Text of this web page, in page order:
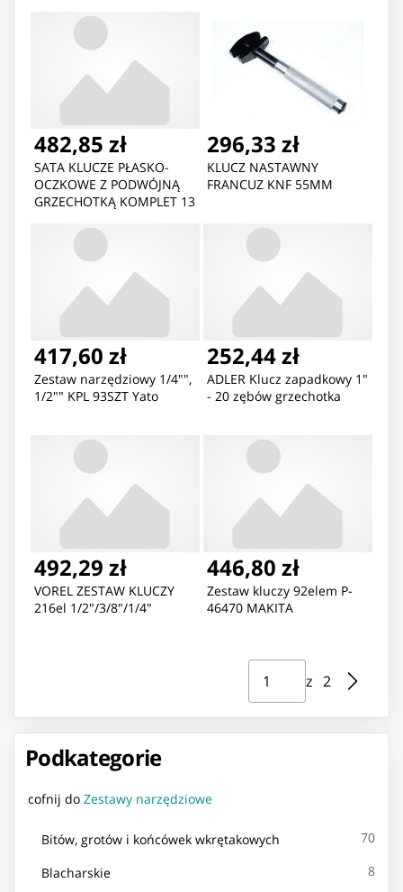
Podkategorie
cofnij do Zestawy narzędziowe
Bitów, grotów i końcówek wkrętakowych 70
Blacharskie 8
482,85 zł
SATA KLUCZE PŁASKO-
OCZKOWE Z PODWÓJNĄ
GRZECHOTKĄ KOMPLET 13
296,33 zł
KLUCZ NASTAWNY
FRANCUZ KNF 55MM
417,60 zł
Zestaw narzędziowy 1/4"",
1/2"" KPL 93SZT Yato
252,44 zł
ADLER Klucz zapadkowy 1"
- 20 zębów grzechotka
492,29 zł
VOREL ZESTAW KLUCZY
216el 1/2"/3/8"/1/4"
446,80 zł
Zestaw kluczy 92elem P-
46470 MAKITA
Strona ⁨1⁩ z ⁨2⁩
z ⁨2⁩
Przejdź do strony